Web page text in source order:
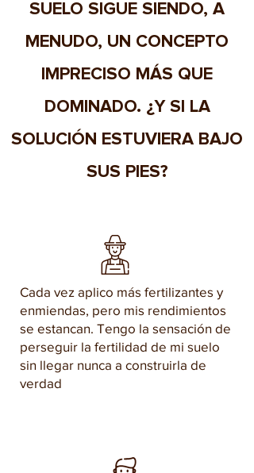
SUELO SIGUE SIENDO, A
MENUDO, UN CONCEPTO
IMPRECISO MÁS QUE
DOMINADO. ¿Y SI LA
SOLUCIÓN ESTUVIERA BAJO
SUS PIES?
Cada vez aplico más fertilizantes y
enmiendas, pero mis rendimientos
se estancan. Tengo la sensación de
perseguir la fertilidad de mi suelo
sin llegar nunca a construirla de
verdad